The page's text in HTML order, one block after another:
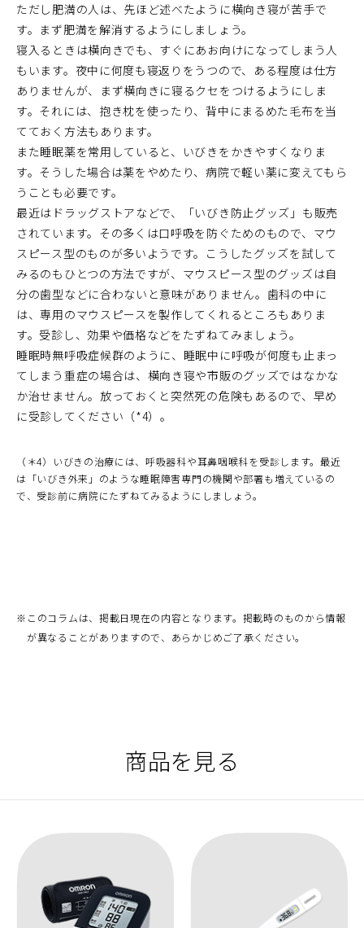
ただし肥満の人は、先ほど述べたように横向き寝が苦手で
す。まず肥満を解消するようにしましょう。
寝入るときは横向きでも、すぐにあお向けになってしまう人
もいます。夜中に何度も寝返りをうつので、ある程度は仕方
ありませんが、まず横向きに寝るクセをつけるようにしま
す。それには、抱き枕を使ったり、背中にまるめた毛布を当
てておく方法もあります。
また睡眠薬を常用していると、いびきをかきやすくなりま
す。そうした場合は薬をやめたり、病院で軽い薬に変えてもら
うことも必要です。
最近はドラッグストアなどで、「いびき防止グッズ」も販売
されています。その多くは口呼吸を防ぐためのもので、マウ
スピース型のものが多いようです。こうしたグッズを試して
みるのもひとつの方法ですが、マウスピース型のグッズは自
分の歯型などに合わないと意味がありません。歯科の中に
は、専用のマウスピースを製作してくれるところもありま
す。受診し、効果や価格などをたずねてみましょう。
睡眠時無呼吸症候群のように、睡眠中に呼吸が何度も止まっ
てしまう重症の場合は、横向き寝や市販のグッズではなかな
か治せません。放っておくと突然死の危険もあるので、早め
に受診してください（*4）。
（＊4）いびきの治療には、呼吸器科や耳鼻咽喉科を受診します。最近
は「いびき外来」のような睡眠障害専門の機関や部署も増えているの
で、受診前に病院にたずねてみるようにしましょう。
※ このコラムは、掲載日現在の内容となります。掲載時のものから情報
が異なることがありますので、あらかじめご了承ください。
商品を見る